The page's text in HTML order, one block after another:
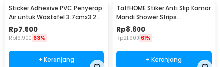
Sticker Adhesive PVC Penyerap
Air untuk Wastafel 3.7cmx3.2M
- CN1222
Rp7.500
Rp19.900 63%
+ Keranjang
TaffHOME Stiker Anti Slip Kamar
Mandi Shower Strips
20x380mm 6 PCS - TT-19
Rp8.600
Rp21.900 61%
+ Keranjang